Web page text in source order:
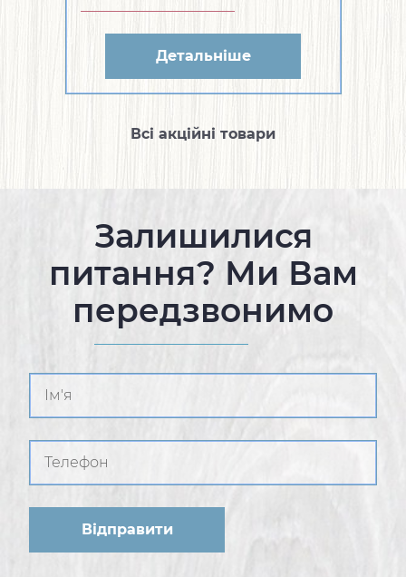
Детальніше
Всі акційні товари
Залишилися
питання? Ми Вам
передзвонимо